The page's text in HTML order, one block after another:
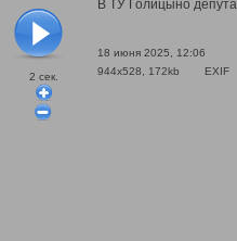
2 сек.
В ТУ Голицыно
18 июня 2025, 12:06
944x528, 172kb
EXIF